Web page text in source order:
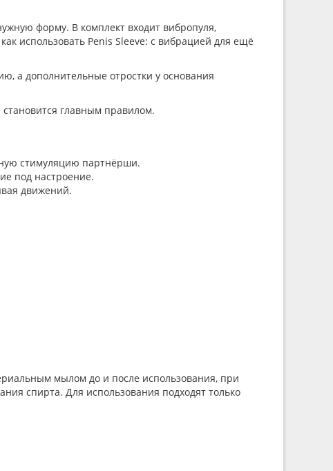
форму. В комплект входит вибропуля,
использовать Penis Sleeve: с вибрацией для ещё
а дополнительные отростки у основания
главным правилом.
стимуляцию партнёрши.
под настроение.
движений.
мылом до и после использования, при
спирта. Для использования подходят только